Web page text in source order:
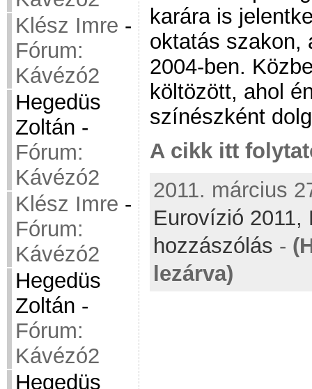
Klész Imre -
Fórum:
Kávézó2
Hegedüs
Zoltán -
Fórum:
Kávézó2
Klész Imre -
Fórum:
Kávézó2
Hegedüs
Zoltán -
Fórum:
Kávézó2
Hegedüs
karára is
oktatás szakon,
2004-ben.
költözött, ahol
színészként
A cikk itt
2011. március
Eurovízió 2011,
hozzászólás -
lezárva)